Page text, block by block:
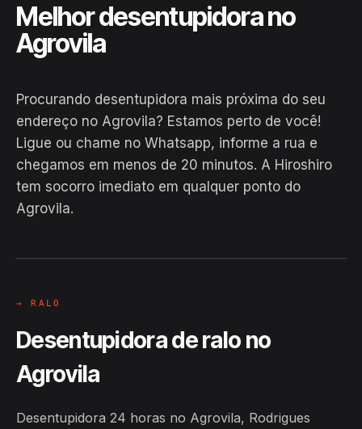
Melhor desentupidora no
Agrovila
Procurando desentupidora mais próxima do seu
endereço no Agrovila? Estamos perto de você!
Ligue ou chame no Whatsapp, informe a rua e
chegamos em menos de 20 minutos. A Hiroshiro
tem socorro imediato em qualquer ponto do
Agrovila.
Hiroshiro · Agrovila, Rodrigues
→ RALO
Desentupidora de ralo no
Agrovila
Desentupidora 24 horas no Agrovila, Rodrigues